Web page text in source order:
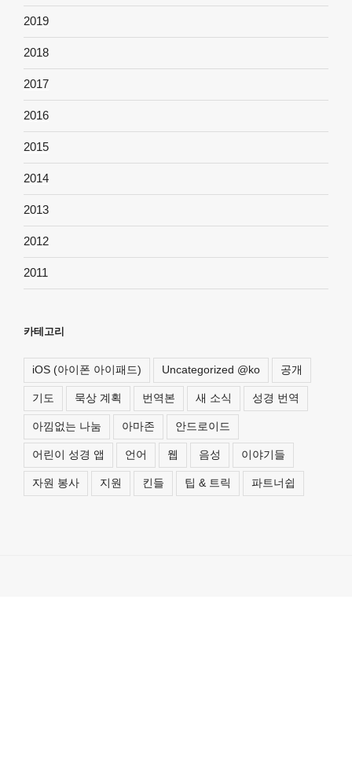
2019
2018
2017
2016
2015
2014
2013
2012
2011
카테고리
iOS (아이폰 아이패드) Uncategorized @ko 공개
기도 묵상 계획 번역본 새 소식 성경 번역
아낌없는 나눔 아마존 안드로이드
어린이 성경 앱 언어 웹 음성 이야기들
자원 봉사 지원 킨들 팁 & 트릭 파트너쉽